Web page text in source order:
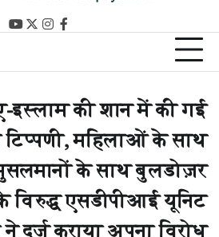
facebook
instagram
twitter
इस्लाम की शान में की गई
महिलाओं के साथ
के साथ बुलडोज़र
विरुद्ध एसडीपीआई यूनिट